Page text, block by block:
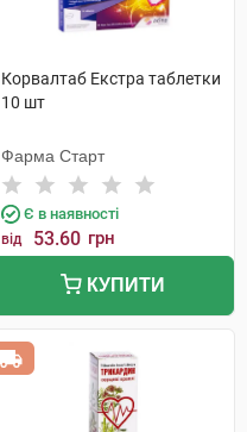
Корвалтаб Екстра таблетки
10 шт
Фарма Старт
Є в наявності
від 53.60 грн
КУПИТИ